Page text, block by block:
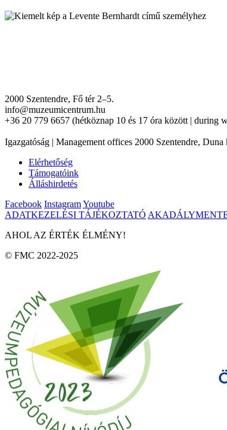
2000 Szentendre, Fő tér 2–5.
info@muzeumicentrum.hu
+36 20 779 6657 (hétköznap 10 és 17 óra között | during
Igazgatóság | Management offices 2000 Szentendre, Duna
Elérhetőség
Támogatóink
Álláshirdetés
Facebook InstagramYoutube
ADATKEZELÉSI TÁJÉKOZTATÓ
AHOL AZ ÉRTÉK ÉLMÉNY!
© FMC 2022-2025